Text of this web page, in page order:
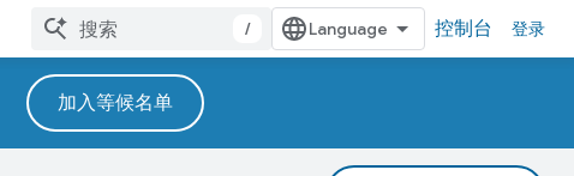
/ 控制台 登录
加入等候名单